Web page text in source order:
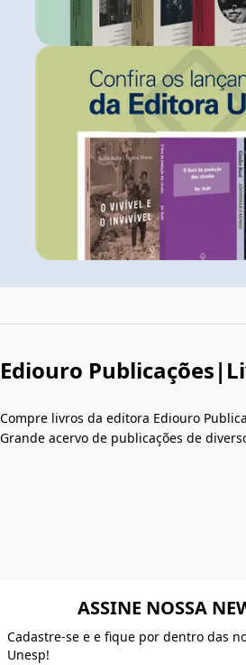
Ediouro
Compre livros da editora Ediouro
Grande acervo de publicações de
ASSINE NOSSA
Cadastre-se e e fique por dentro das
Unesp!